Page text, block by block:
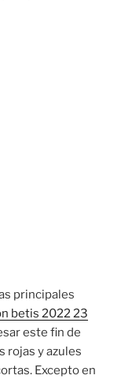
principales
betis 2022 23
este fin de
rojas y azules
Excepto en